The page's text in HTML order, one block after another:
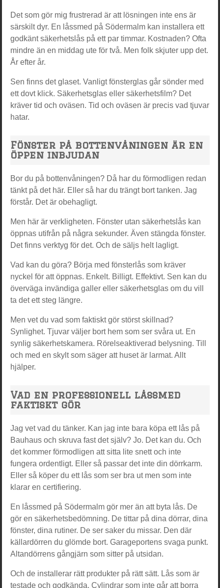
Det som gör mig frustrerad är att lösningen inte ens är
särskilt dyr. En låssmed på Södermalm kan installera ett
godkänt säkerhetslås på ett par timmar. Kostnaden? Ofta
mindre än en middag ute för två. Men folk skjuter upp det.
År efter år.
Sen finns det glaset. Vanligt fönsterglas går sönder med
ett dovt klick. Säkerhetsglas eller säkerhetsfilm? Det
kräver tid och oväsen. Tid och oväsen är precis vad tjuvar
hatar.
Fönster på bottenvåningen är en
öppen inbjudan
Bor du på bottenvåningen? Då har du förmodligen redan
tänkt på det här. Eller så har du trängt bort tanken. Jag
förstår. Det är obehagligt.
Men här är verkligheten. Fönster utan säkerhetslås kan
öppnas utifrån på några sekunder. Även stängda fönster.
Det finns verktyg för det. Och de säljs helt lagligt.
Vad kan du göra? Börja med fönsterlås som kräver
nyckel för att öppnas. Enkelt. Billigt. Effektivt. Sen kan du
överväga invändiga galler eller säkerhetsglas om du vill
ta det ett steg längre.
Men vet du vad som faktiskt gör störst skillnad?
Synlighet. Tjuvar väljer bort hem som ser svåra ut. En
synlig säkerhetskamera. Rörelseaktiverad belysning. Till
och med en skylt som säger att huset är larmat. Allt
hjälper.
Vad en professionell låssmed
faktiskt gör
Jag vet vad du tänker. Kan jag inte bara köpa ett lås på
Bauhaus och skruva fast det själv? Jo. Det kan du. Och
det kommer förmodligen att sitta lite snett och inte
fungera ordentligt. Eller så passar det inte din dörrkarm.
Eller så köper du ett lås som ser bra ut men som inte
klarar en certifiering.
En låssmed på Södermalm gör mer än att byta lås. De
gör en säkerhetsbedömning. De tittar på dina dörrar, dina
fönster, dina rutiner. De ser saker du missar. Den där
källardörren du glömde bort. Garageportens svaga punkt.
Altandörrens gångjärn som sitter på utsidan.
Och de installerar rätt produkter på rätt sätt. Lås som är
testade och godkända. Cylindrar som inte går att borra